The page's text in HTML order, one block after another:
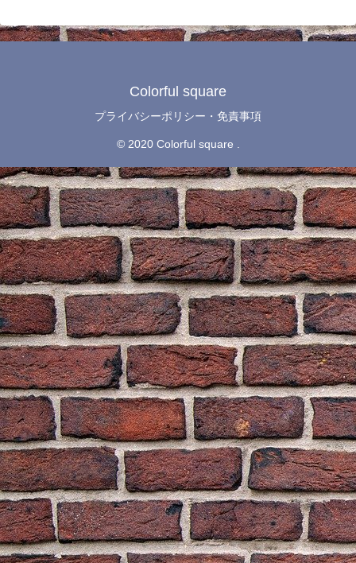
Colorful square
プライバシーポリシー・免責事項
© 2020 Colorful square .